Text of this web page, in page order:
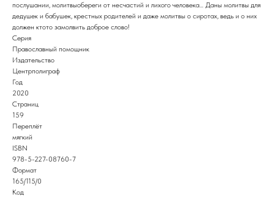
послушании, молитвы­обереги от несчастий и лихого человека… Даны молитвы для
дедушек и бабушек, крестных родителей и даже молитвы о сиротах, ведь и о них
должен кто­то замолвить доброе слово!
Серия
Православный помощник
Издательство
Центрполиграф
Год
2020
Страниц
159
Переплёт
мягкий
ISBN
978-5-227-08760-7
Формат
165/115/0
Код